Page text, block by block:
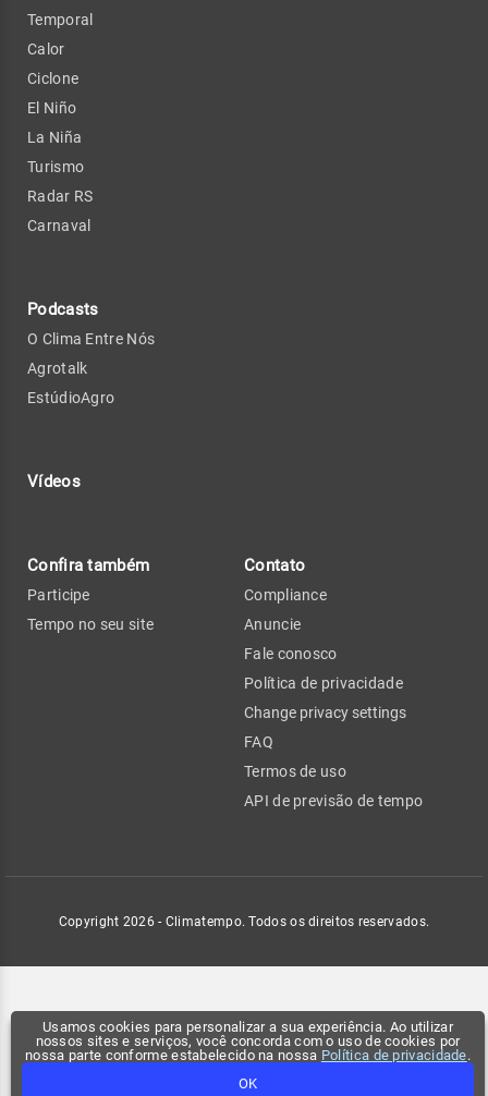
Usamos cookies para personalizar a sua experiência. Ao utilizar
nossos sites e serviços, você concorda com o uso de cookies por
nossa parte conforme estabelecido na nossa Política de privacidade.
OK
Temporal
Calor
Ciclone
El Niño
La Niña
Turismo
Radar RS
Carnaval
Podcasts
O Clima Entre Nós
Agrotalk
EstúdioAgro
Vídeos
Confira também
Participe
Tempo no seu site
Contato
Compliance
Anuncie
Fale conosco
Política de privacidade
Change privacy settings
FAQ
Termos de uso
API de previsão de tempo
Copyright 2026 - Climatempo. Todos os direitos reservados.